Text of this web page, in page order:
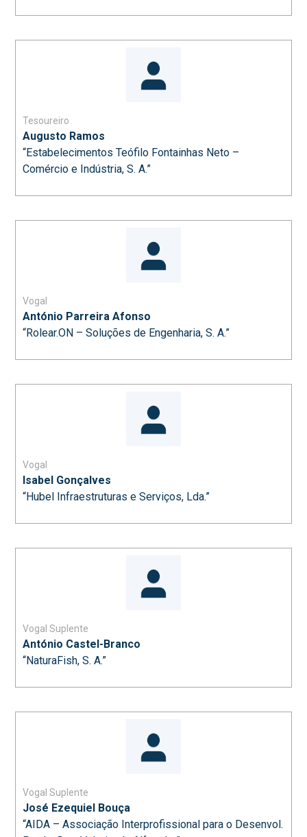
Tesoureiro
Augusto Ramos
“Estabelecimentos Teófilo Fontainhas Neto –
Comércio e Indústria, S. A.”
Vogal
António Parreira Afonso
“Rolear.ON – Soluções de Engenharia, S. A.”
Vogal
Isabel Gonçalves
“Hubel Infraestruturas e Serviços, Lda.”
Vogal Suplente
António Castel-Branco
“NaturaFish, S. A.”
Vogal Suplente
José Ezequiel Bouça
“AIDA – Associação Interprofissional para o Desenvol.